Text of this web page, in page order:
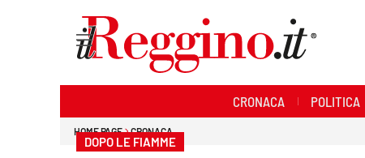
CRONACA POLITICA
HOME PAGE CRONACA
DOPO LE FIAMME